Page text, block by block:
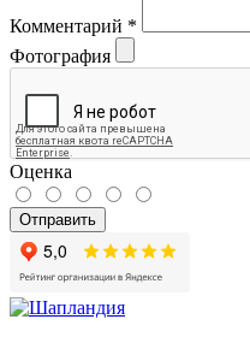
Комментарий *
Фотография
Оценка
Отправить